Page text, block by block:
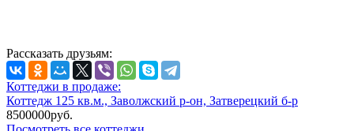
Рассказать друзьям:
Коттеджи в продаже:
Коттедж 125 кв.м., Заволжский р-он, Затверецкий б-р
8500000руб.